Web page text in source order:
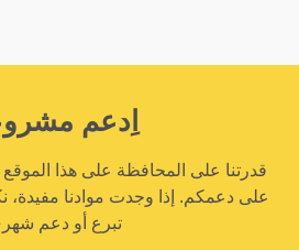
اِدعم
قدرتنا على المحافظة على هذا الموقع
على دعمكم. إذا وجدت موادنا مفيدة،
تبرع أو دعم